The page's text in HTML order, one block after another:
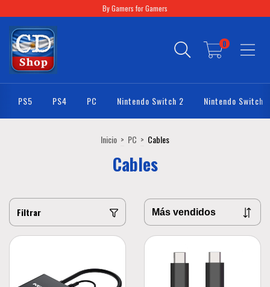
By Gamers for Gamers
0
PS5 PS4 PC Nintendo Switch 2 Nintendo Switch
Inicio > PC > Cables
Cables
Filtrar